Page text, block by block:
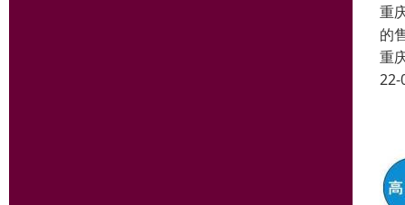
重
的
重
22-